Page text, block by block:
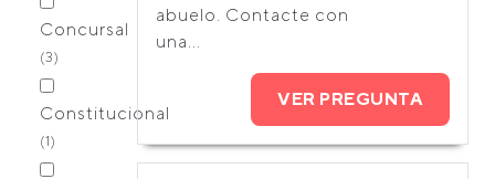
Concursal
(3)
Constitucional
(1)
abuelo. Contacte con
una...
VER PREGUNTA